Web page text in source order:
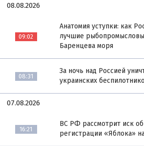
08.08.2026
09:02
Анатомия уступки: как
лучшие
Баренцева моря
08:31
За ночь над Россией
украинских
07.08.2026
16:21
ВС РФ рассмотрит иск
регистрации «Яблока»